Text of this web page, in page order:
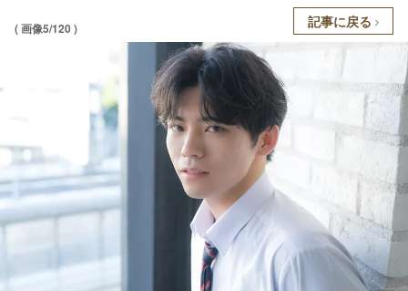
( 画像5/120 ) 記事に戻る